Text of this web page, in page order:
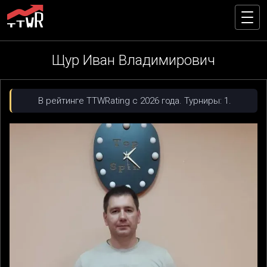
Щур Иван Владимирович
В рейтинге TTWRating с 2026 года. Турниры: 1.